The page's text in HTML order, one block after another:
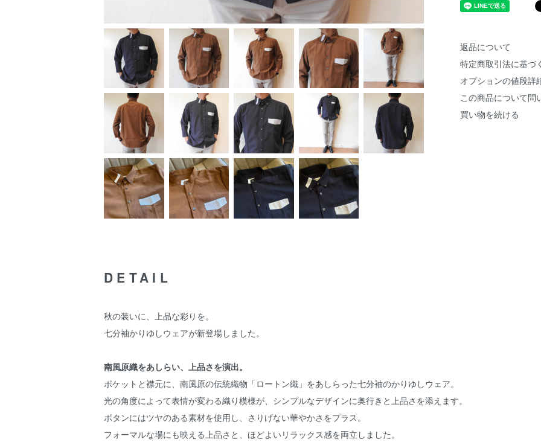
返品について
特定商取引法に基づ
オプションの値段詳
この商品について問
買い物を続ける
DETAIL
秋の装いに、上品な彩りを。
七分袖かりゆしウェアが新登場しました。
南風原織をあしらい、上品さを演出。
ポケットと襟元に、南風原の伝統織物「ロートン織」をあしらった七分袖のかりゆしウェア。
光の角度によって表情が変わる織り模様が、シンプルなデザインに奥行きと上品さを添えます。
ボタンにはツヤのある素材を使用し、さりげない華やかさをプラス。
フォーマルな場にも映える上品さと、ほどよいリラックス感を両立しました。